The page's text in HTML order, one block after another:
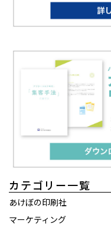
カテゴリー一覧
あけぼの印刷社
マーケティング